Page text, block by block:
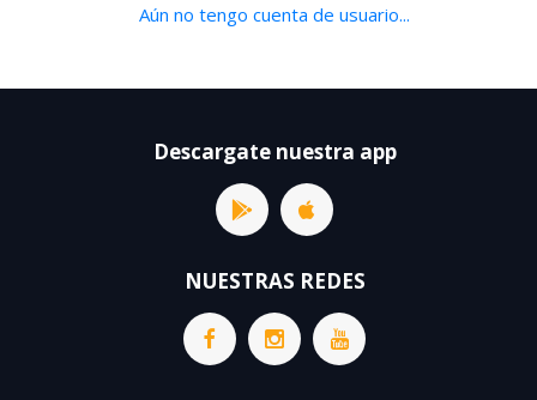
Aún no tengo cuenta de usuario...
Descargate nuestra app
NUESTRAS REDES